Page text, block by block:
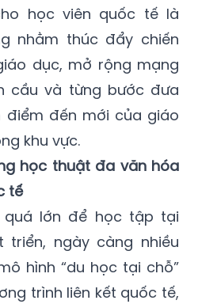
học viên quốc tế là
nhằm thúc đẩy chiến
dục, mở rộng mạng
cầu và từng bước đưa
điểm đến mới của giáo
khu vực.
học thuật đa văn hóa
tế
quá lớn để học tập tại
ngày càng nhiều
hình “du học tại chỗ”
trình liên kết quốc tế,